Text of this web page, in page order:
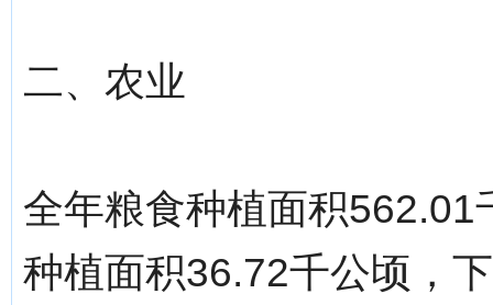
二、农业
全年粮食种植面积
种植面积36.72千公顷，